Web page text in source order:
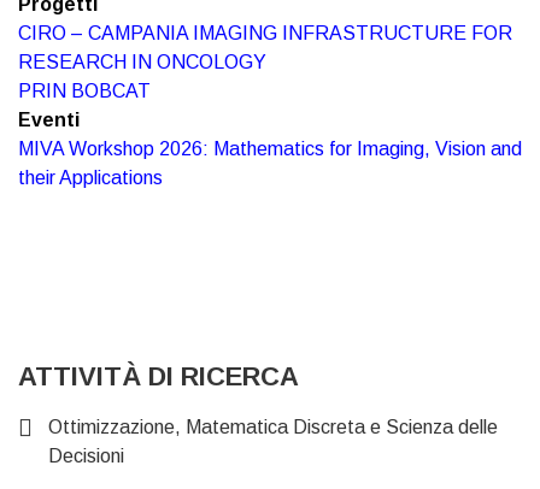
CIRO – CAMPANIA IMAGING INFRASTRUCTURE FOR
RESEARCH IN ONCOLOGY
PRIN BOBCAT
Eventi
MIVA Workshop 2026: Mathematics for Imaging, Vision and
their Applications
ATTIVITÀ DI RICERCA
Ottimizzazione, Matematica Discreta e Scienza delle
Decisioni